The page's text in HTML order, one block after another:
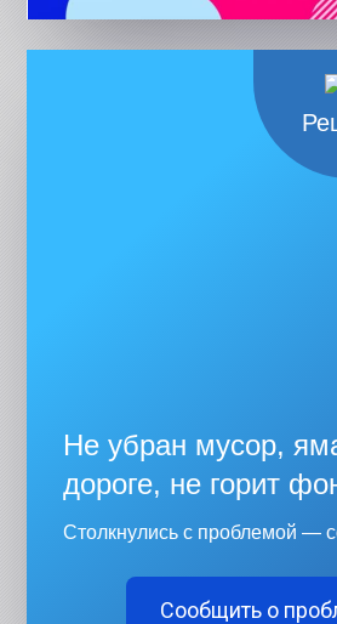
Не убран мусор,
дороге, не горит
Столкнулись с проблемой —
Сообщить о